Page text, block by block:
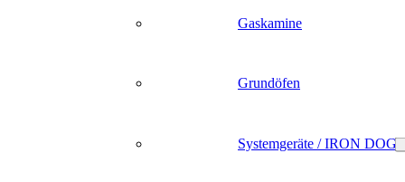
Gaskamine
Grundöfen
Systemgeräte / IRON DOG